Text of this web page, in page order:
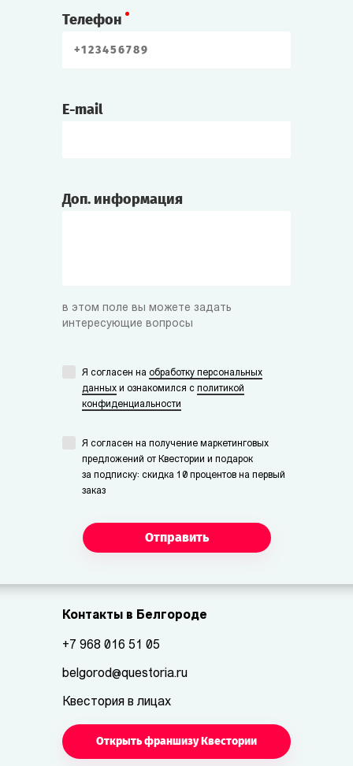
Телефон
E-mail
Доп. информация
в этом поле вы можете задать
интересующие вопросы
Я согласен на обработку персональных
данных и ознакомился с политикой
конфиденциальности
Я согласен на получение маркетинговых
предложений от Квестории и подарок
за подписку: скидка 10 процентов на первый
заказ
Отправить
Контакты в Белгороде
+7 968 016 51 05
belgorod@questoria.ru
Квестория в лицах
Открыть франшизу Квестории